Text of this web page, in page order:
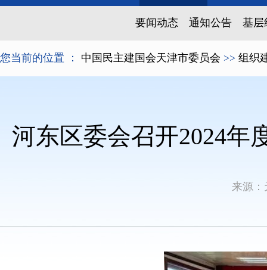
要闻动态 通知公告 基层
您当前的位置 ： 中国民主建国会天津市委员会 >> 组织
河东区委会召开2024年
来源